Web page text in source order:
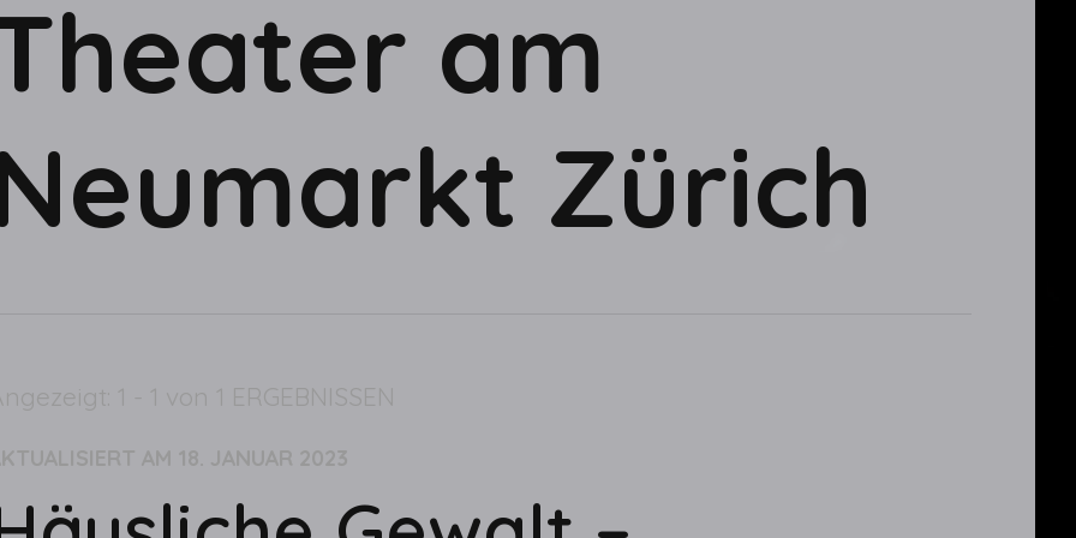
am
Zürich
1 - 1 von 1 ERGEBNISSEN
AM 18. JANUAR 2023